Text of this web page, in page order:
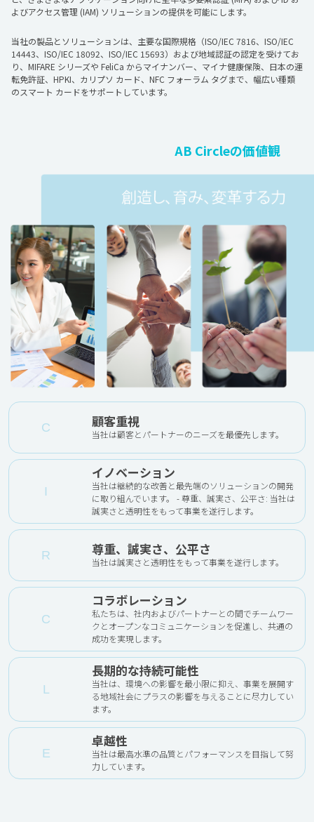
よびアクセス管理 (IAM) ソリューションの提供を可能にします。
当社の製品とソリューションは、主要な国際規格（ISO/IEC 7816、ISO/IEC
14443、ISO/IEC 18092、ISO/IEC 15693）および地域認証の認定を受けてお
り、MIFARE シリーズや FeliCa からマイナンバー、マイナ健康保険、日本の運
転免許証、HPKI、カリプソ カード、NFC フォーラム タグまで、幅広い種類
のスマート カードをサポートしています。
C 顧客重視
当社は顧客とパートナーのニーズを最優先します。
I
イノベーション
当社は継続的な改善と最先端のソリューションの開発
に取り組んでいます。 - 尊重、誠実さ、公平さ: 当社は
誠実さと透明性をもって事業を遂行します。
R 尊重、誠実さ、公平さ
当社は誠実さと透明性をもって事業を遂行します。
C
コラボレーション
私たちは、社内およびパートナーとの間でチームワー
クとオープンなコミュニケーションを促進し、共通の
成功を実現します。
L
長期的な持続可能性
当社は、環境への影響を最小限に抑え、事業を展開す
る地域社会にプラスの影響を与えることに尽力してい
ます。
E
卓越性
当社は最高水準の品質とパフォーマンスを目指して努
力しています。
AB Circleの価値観